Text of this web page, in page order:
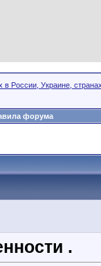
в России, Украине,
форума
.